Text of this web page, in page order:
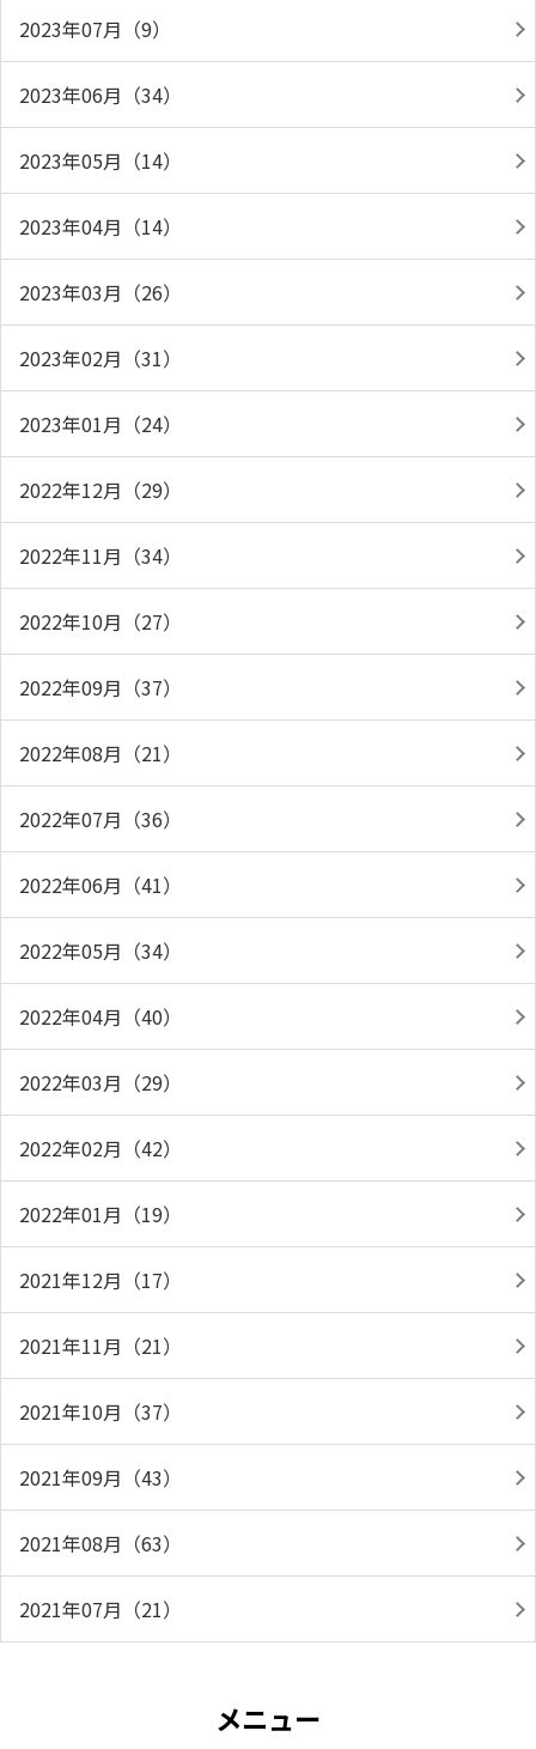
2023年07月（9）
2023年06月（34）
2023年05月（14）
2023年04月（14）
2023年03月（26）
2023年02月（31）
2023年01月（24）
2022年12月（29）
2022年11月（34）
2022年10月（27）
2022年09月（37）
2022年08月（21）
2022年07月（36）
2022年06月（41）
2022年05月（34）
2022年04月（40）
2022年03月（29）
2022年02月（42）
2022年01月（19）
2021年12月（17）
2021年11月（21）
2021年10月（37）
2021年09月（43）
2021年08月（63）
2021年07月（21）
メニュー